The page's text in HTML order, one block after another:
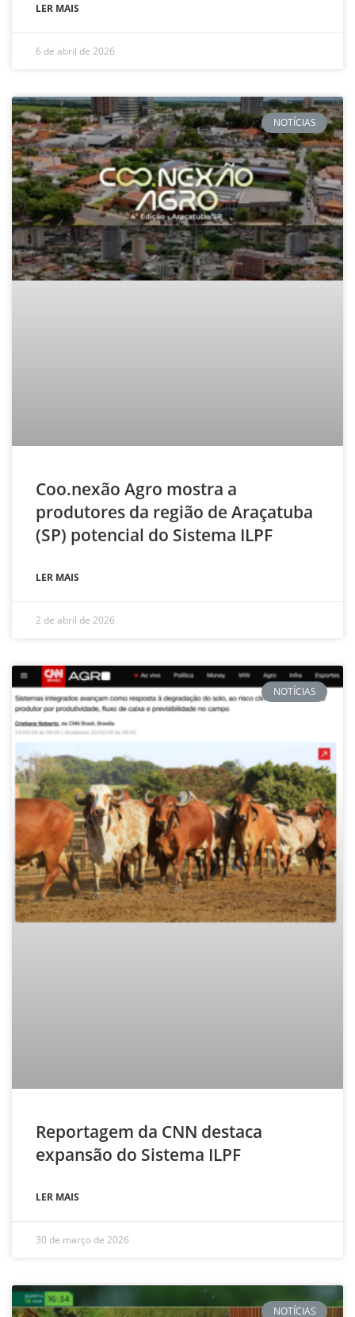
LER MAIS
6 de abril de 2026
NOTÍCIAS
Coo.nexão Agro mostra a
produtores da região de Araçatuba
(SP) potencial do Sistema ILPF
LER MAIS
2 de abril de 2026
NOTÍCIAS
Reportagem da CNN destaca
expansão do Sistema ILPF
LER MAIS
30 de março de 2026
NOTÍCIAS